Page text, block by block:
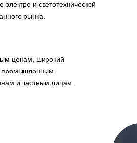
и светотехнической
рынка.
ценам, широкий
промышленным
и частным лицам.